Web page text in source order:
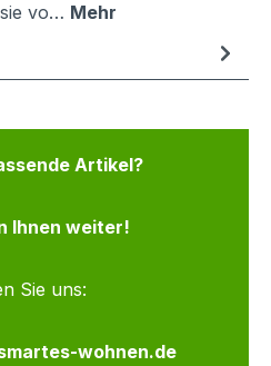
vo… Mehr
Artikel?
Ihnen weiter!
Sie uns:
wohnen.de